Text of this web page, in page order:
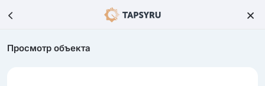
Просмотр объекта